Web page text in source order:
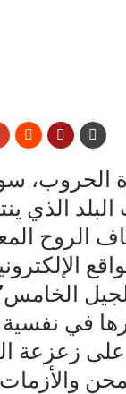
الحروب،
الذي
الروح
في
زعزعة